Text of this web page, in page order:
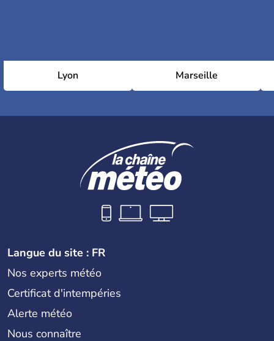
Lyon Marseille
Langue du site : FR
Nos experts météo
Certificat d'intempéries
Alerte météo
Nous connaître